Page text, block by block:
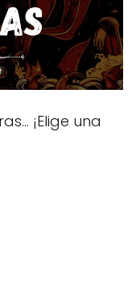
¡Elige una